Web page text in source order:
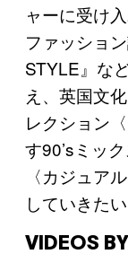
ャーに受け
ファッショ
STYLE』な
え、英国文
レクション
す90’sミッ
〈カジュア
していきたい
VIDEOS